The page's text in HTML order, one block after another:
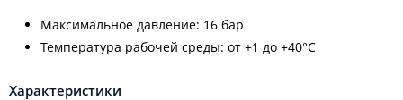
Максимальное давление: 16 бар
Температура рабочей среды: от +1 до +40°C
Характеристики